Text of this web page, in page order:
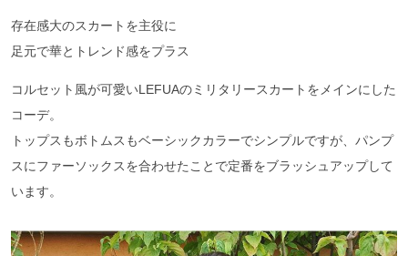
存在感大のスカートを主役に
足元で華とトレンド感をプラス
コルセット風が可愛いLEFUAのミリタリースカートをメインにした
コーデ。
トップスもボトムスもベーシックカラーでシンプルですが、パンプ
スにファーソックスを合わせたことで定番をブラッシュアップして
います。